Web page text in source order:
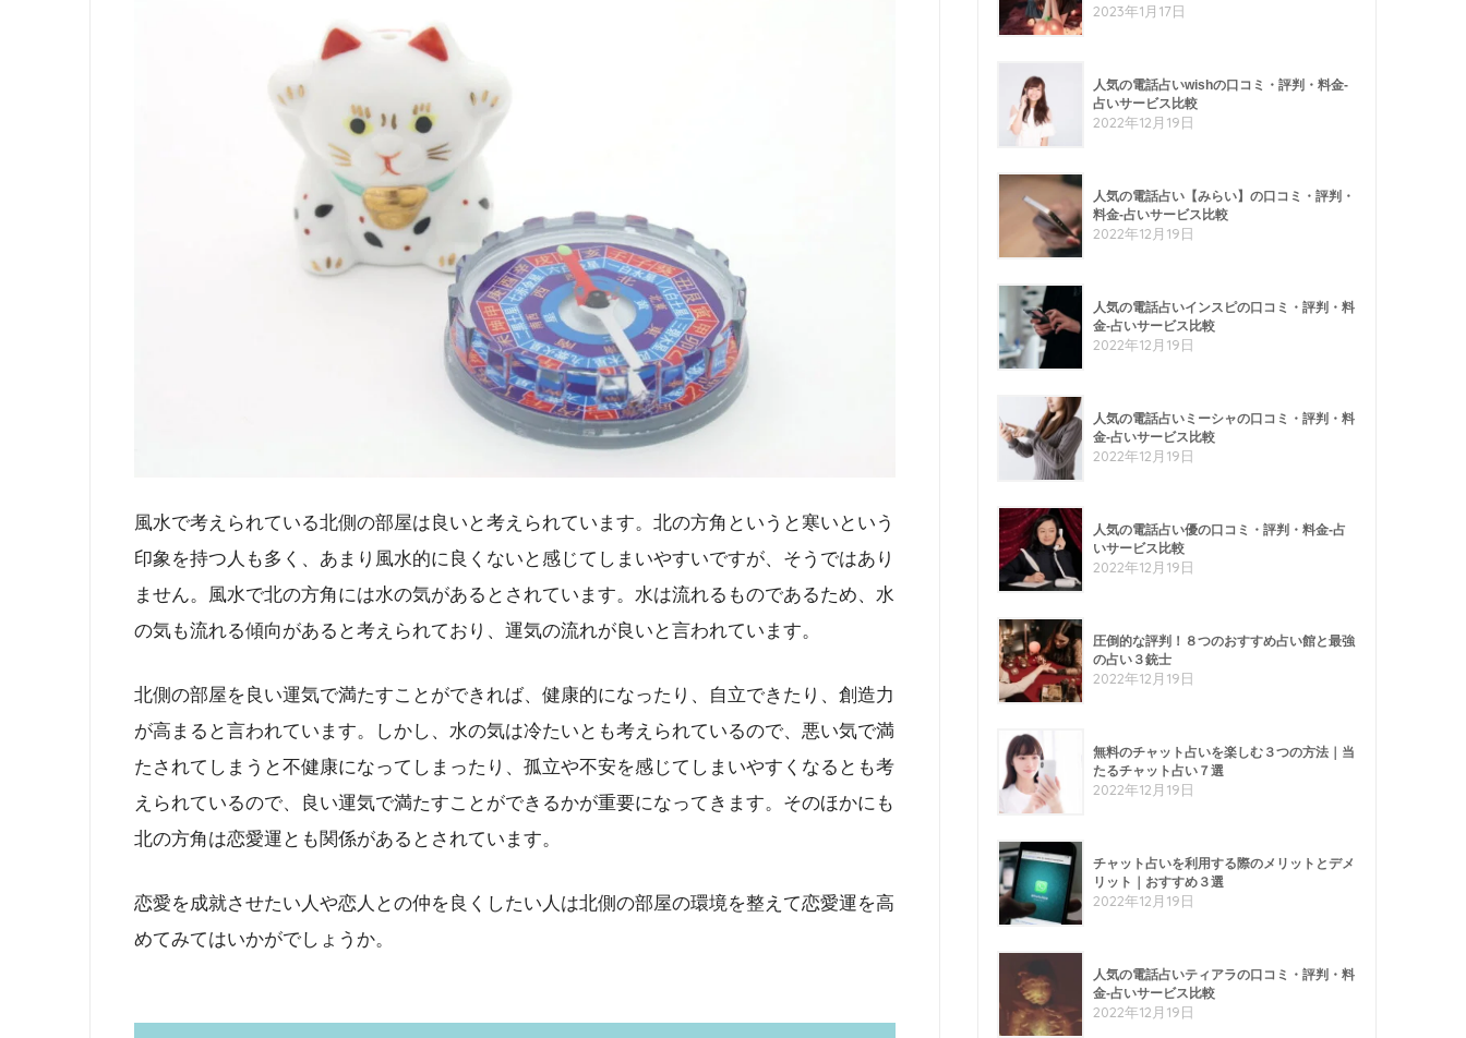
風水で考えられている北側の部屋は良いと考えられています。北の方角というと寒いという
印象を持つ人も多く、あまり風水的に良くないと感じてしまいやすいですが、そうではあり
ません。風水で北の方角には水の気があるとされています。水は流れるものであるため、水
の気も流れる傾向があると考えられており、運気の流れが良いと言われています。
北側の部屋を良い運気で満たすことができれば、健康的になったり、自立できたり、創造力
が高まると言われています。しかし、水の気は冷たいとも考えられているので、悪い気で満
たされてしまうと不健康になってしまったり、孤立や不安を感じてしまいやすくなるとも考
えられているので、良い運気で満たすことができるかが重要になってきます。そのほかにも
北の方角は恋愛運とも関係があるとされています。
恋愛を成就させたい人や恋人との仲を良くしたい人は北側の部屋の環境を整えて恋愛運を高
めてみてはいかがでしょうか。
2023年1月17日
人気の電話占いwishの口コミ・評判・料金-
占いサービス比較
2022年12月19日
人気の電話占い【みらい】の口コミ・評判・
料金-占いサービス比較
2022年12月19日
人気の電話占いインスピの口コミ・評判・料
金-占いサービス比較
2022年12月19日
人気の電話占いミーシャの口コミ・評判・料
金-占いサービス比較
2022年12月19日
人気の電話占い優の口コミ・評判・料金-占
いサービス比較
2022年12月19日
圧倒的な評判！８つのおすすめ占い館と最強
の占い３銃士
2022年12月19日
無料のチャット占いを楽しむ３つの方法｜当
たるチャット占い７選
2022年12月19日
チャット占いを利用する際のメリットとデメ
リット｜おすすめ３選
2022年12月19日
人気の電話占いティアラの口コミ・評判・料
金-占いサービス比較
2022年12月19日